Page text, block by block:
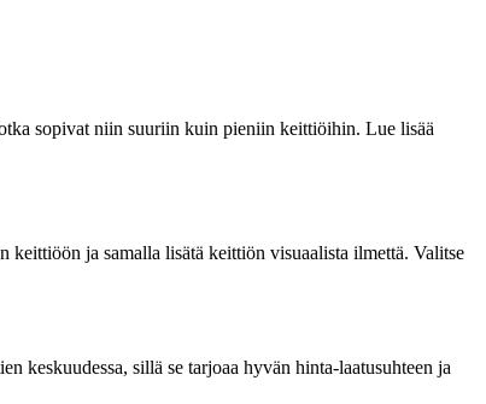
sopivat niin suuriin kuin pieniin keittiöihin. Lue lisää
ja samalla lisätä keittiön visuaalista ilmettä. Valitse
keskuudessa, sillä se tarjoaa hyvän hinta-laatusuhteen ja